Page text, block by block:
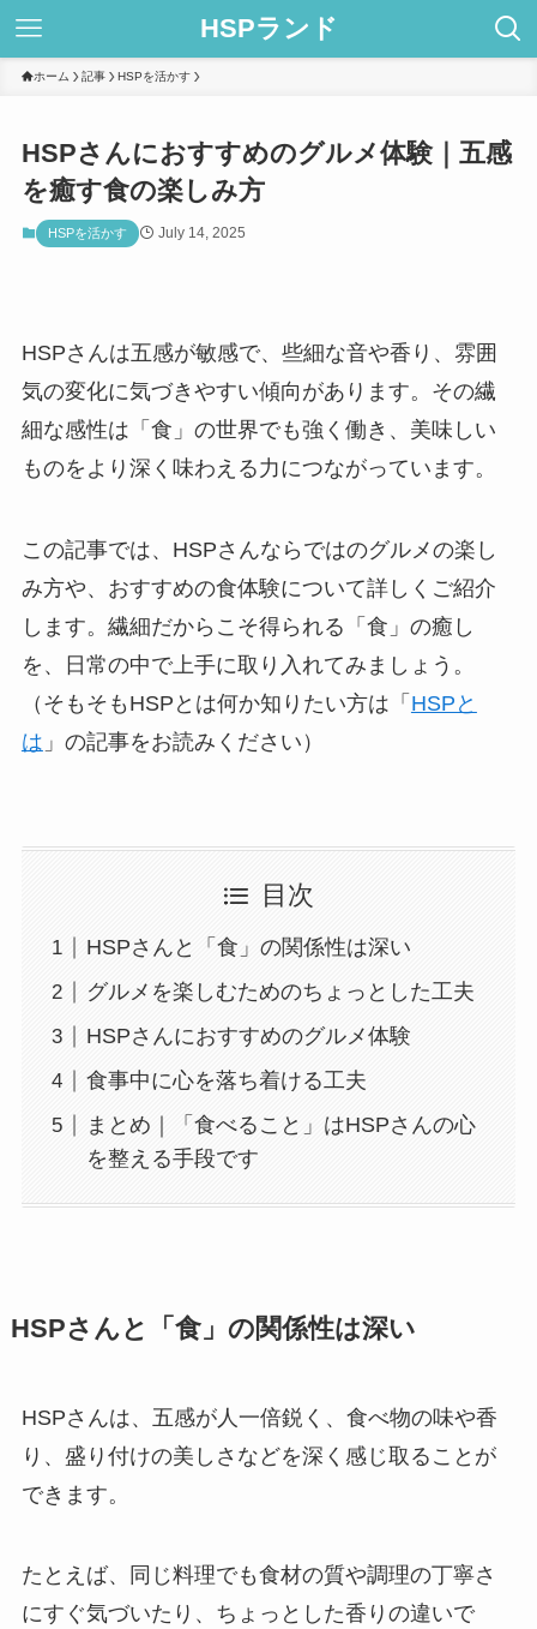
HSPランド
ホーム 記事 HSPを活かす
HSPさんにおすすめのグルメ体験｜五感
を癒す食の楽しみ方
HSPを活かす July 14, 2025
HSPさんは五感が敏感で、些細な音や香り、雰囲
気の変化に気づきやすい傾向があります。その繊
細な感性は「食」の世界でも強く働き、美味しい
ものをより深く味わえる力につながっています。
この記事では、HSPさんならではのグルメの楽し
み方や、おすすめの食体験について詳しくご紹介
します。繊細だからこそ得られる「食」の癒し
を、日常の中で上手に取り入れてみましょう。
（そもそもHSPとは何か知りたい方は「 HSPと
は 」の記事をお読みください）
目次
HSPさんと「食」の関係性は深い
グルメを楽しむためのちょっとした工夫
HSPさんにおすすめのグルメ体験
食事中に心を落ち着ける工夫
まとめ｜「食べること」はHSPさんの心
を整える手段です
HSPさんと「食」の関係性は深い
HSPさんは、五感が人一倍鋭く、食べ物の味や香
り、盛り付けの美しさなどを深く感じ取ることが
できます。
たとえば、同じ料理でも食材の質や調理の丁寧さ
にすぐ気づいたり、ちょっとした香りの違いで